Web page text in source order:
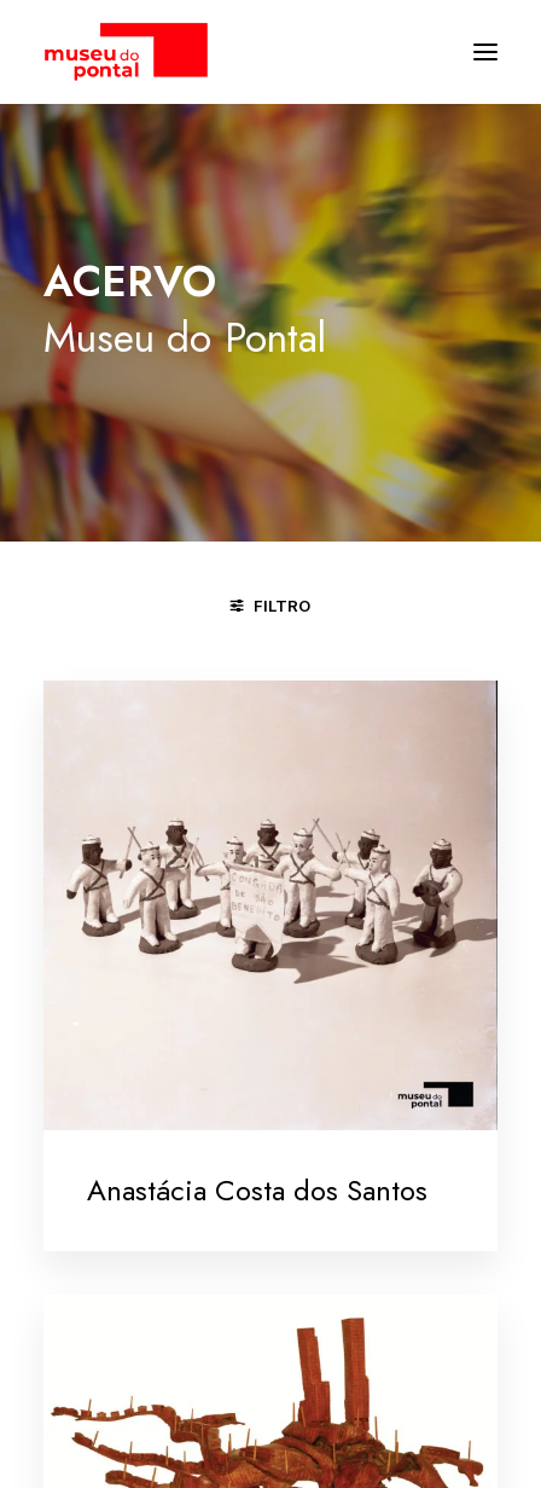
ACERVO
Museu do Pontal
FILTRO
Anastácia Costa dos Santos